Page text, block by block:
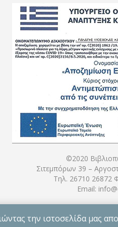
©2020
Σιτεμπόρων 39 –
Τηλ. 26710 26872
Email:
την ιστοσελίδα μας